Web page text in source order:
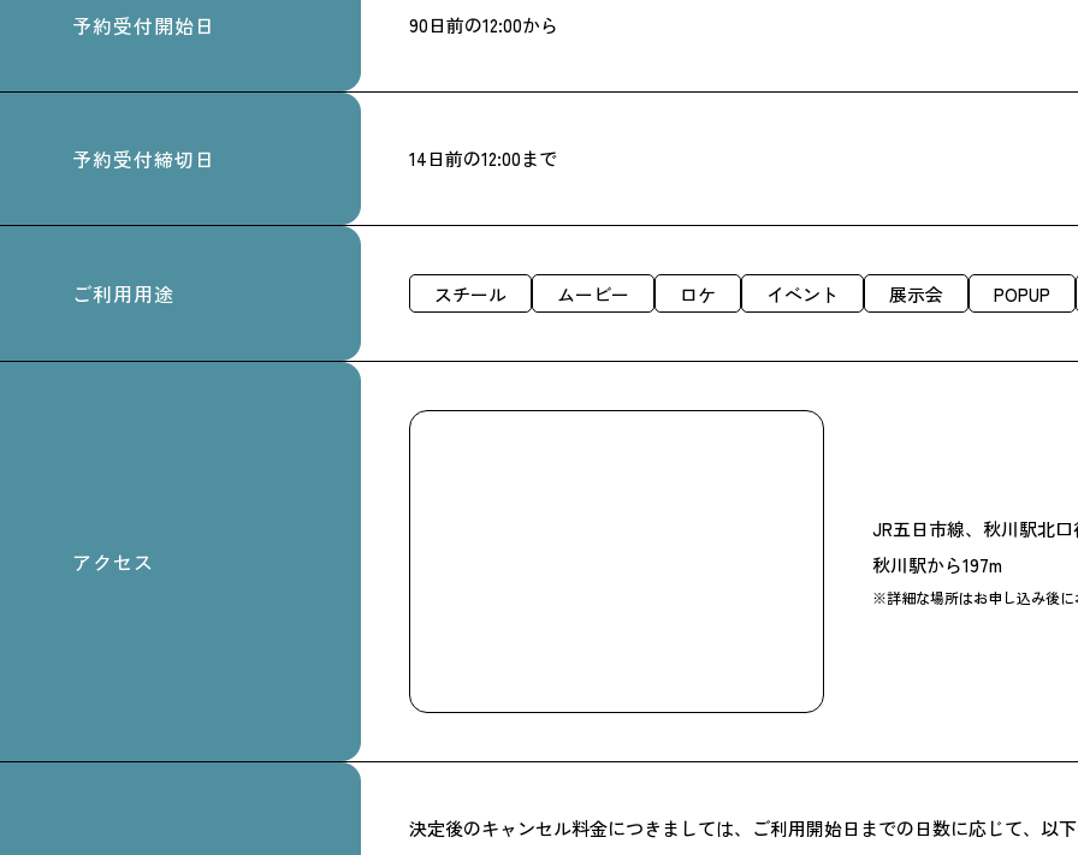
予約受付開始日 90日前の12:00から
予約受付締切日 14日前の12:00まで
ご利用用途 スチール ムービー ロケ イベント 展示会 POPUP
アクセス
JR五日市線、秋川駅北口
秋川駅から197m
※詳細な場所はお申し込み後に
決定後のキャンセル料金につきましては、ご利用開始日までの日数に応じて、以下